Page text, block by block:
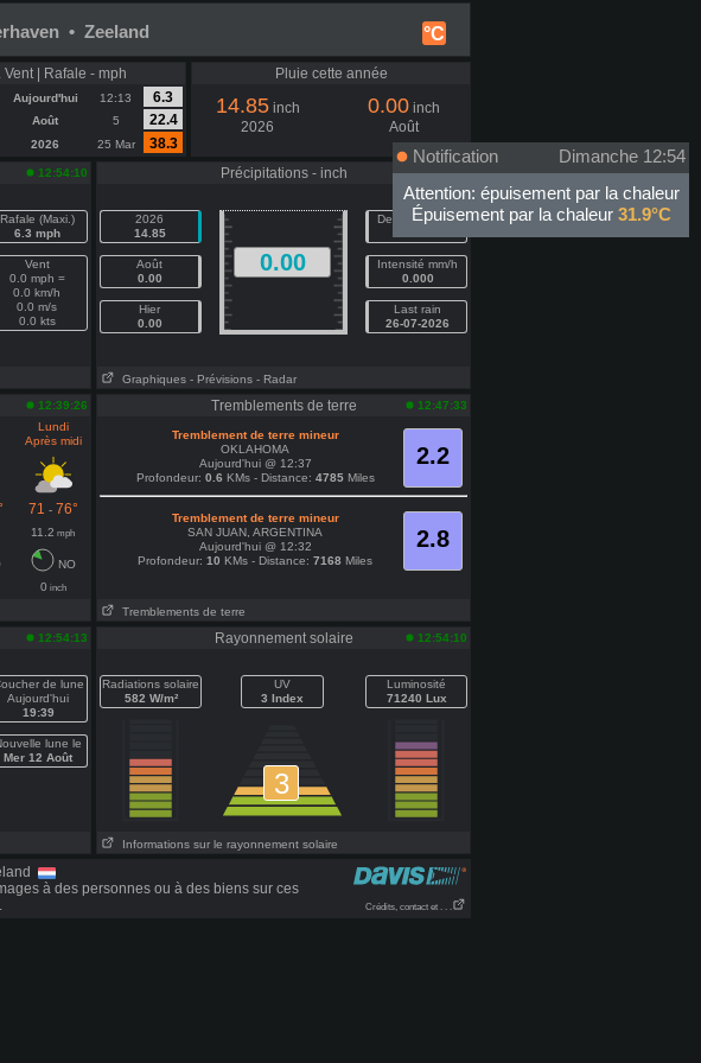
°C
• Zeeland
Vent | Rafale - mph
Aujourd'hui 12:13
6.3
Août 5
22.4
2026 25 Mar 38.3
Pluie cette année
14.85inch
2026
0.00 inch
Août
12:54:10
Rafale (Maxi.)
6.3 mph
Vent
0.0 mph =
0.0 km/h
0.0 m/s
0.0 kts
Précipitations - inch 12:54:10
2026
14.85
Août
0.00
Hier
0.00
0.00
Dernière heure
Intensité mm/h
0.000
Last rain
26-07-2026
Graphiques - Prévisions - Radar
12:39:26
Lundi
Après midi
71 - 76°
11.2 mph
NO
0 inch
Tremblements de terre 12:47:33
2.2
Tremblement de terre mineur
OKLAHOMA
Aujourd'hui @ 12:37
Profondeur: 0.6 KMs - Distance: 4785Miles
2.8
Tremblement de terre mineur
SAN JUAN, ARGENTINA
Aujourd'hui @ 12:32
Profondeur: 10 KMs - Distance: 7168 Miles
Tremblements de terre
12:54:13
de lune
Aujourd'hui
19:39
lune le
Mer 12 Août
Rayonnement solaire 12:54:10
Radiations solaire
582 W/m²
UV
3 Index
3
Luminosité
71240 Lux
Informations sur le rayonnement solaire
à des personnes ou à des biens sur ces
Crédits, contact et . . .
Notification
Dimanche 12:54
Attention: épuisement par la chaleur
Épuisement par la chaleur 31.9°C